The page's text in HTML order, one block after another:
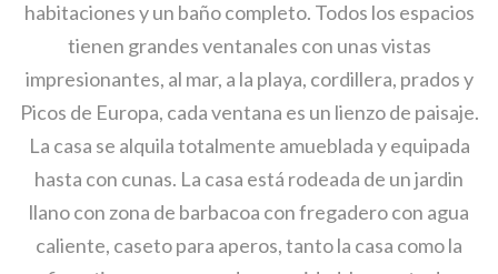
habitaciones y un baño completo. Todos los espacios
tienen grandes ventanales con unas vistas
impresionantes, al mar, a la playa, cordillera, prados y
Picos de Europa, cada ventana es un lienzo de paisaje.
La casa se alquila totalmente amueblada y equipada
hasta con cunas. La casa está rodeada de un jardin
llano con zona de barbacoa con fregadero con agua
caliente, caseto para aperos, tanto la casa como la